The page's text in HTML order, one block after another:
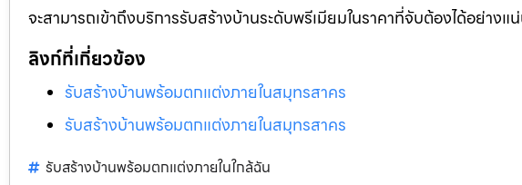
จะสามารถเข้าถึงบริการรับสร้างบ้านระดับพรีเมียมในราคาที่จับต้องได้อย่างแ
ลิงก์ที่เกี่ยวข้อง
รับสร้างบ้านพร้อมตกแต่งภายในสมุทรสาคร
รับสร้างบ้านพร้อมตกแต่งภายในสมุทรสาคร
รับสร้างบ้านพร้อมตกแต่งภายในใกล้ฉัน